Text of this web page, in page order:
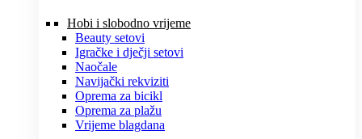
Hobi i slobodno vrijeme
Beauty setovi
Igračke i dječji setovi
Naočale
Navijački rekviziti
Oprema za bicikl
Oprema za plažu
Vrijeme blagdana